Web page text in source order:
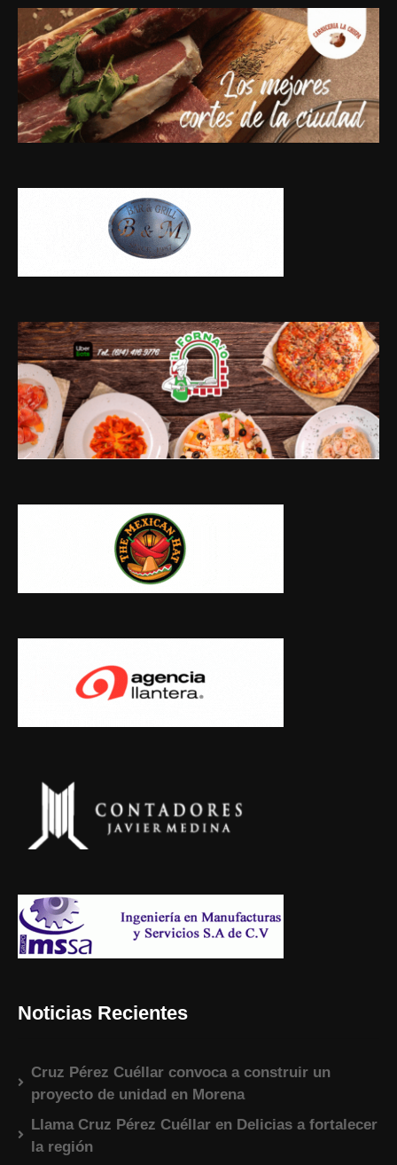
Noticias Recientes
Cruz Pérez Cuéllar convoca a construir un
proyecto de unidad en Morena
Llama Cruz Pérez Cuéllar en Delicias a fortalecer
la región